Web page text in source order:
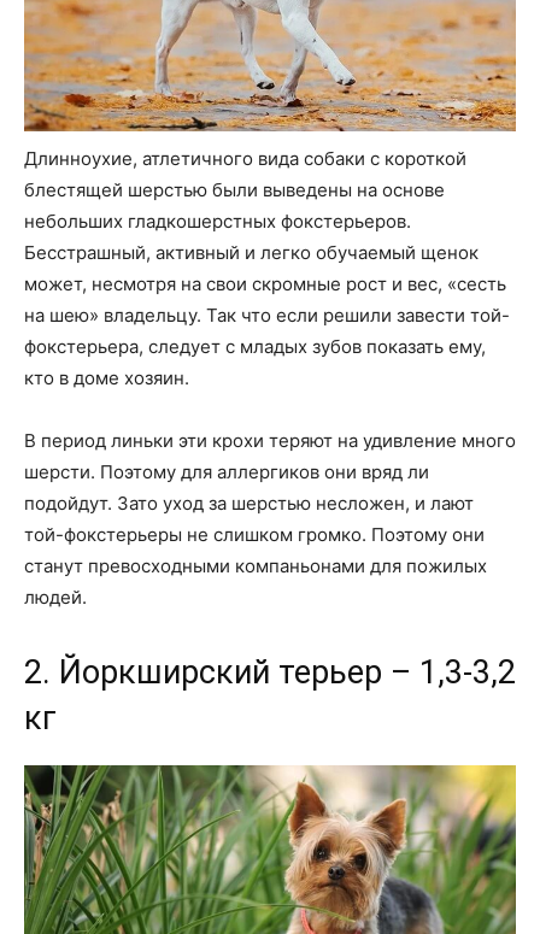
Длинноухие, атлетичного вида собаки с короткой
блестящей шерстью были выведены на основе
небольших гладкошерстных фокстерьеров.
Бесстрашный, активный и легко обучаемый щенок
может, несмотря на свои скромные рост и вес, «сесть
на шею» владельцу. Так что если решили завести той-
фокстерьера, следует с младых зубов показать ему,
кто в доме хозяин.
В период линьки эти крохи теряют на удивление много
шерсти. Поэтому для аллергиков они вряд ли
подойдут. Зато уход за шерстью несложен, и лают
той-фокстерьеры не слишком громко. Поэтому они
станут превосходными компаньонами для пожилых
людей.
2. Йоркширский терьер – 1,3-3,2
кг